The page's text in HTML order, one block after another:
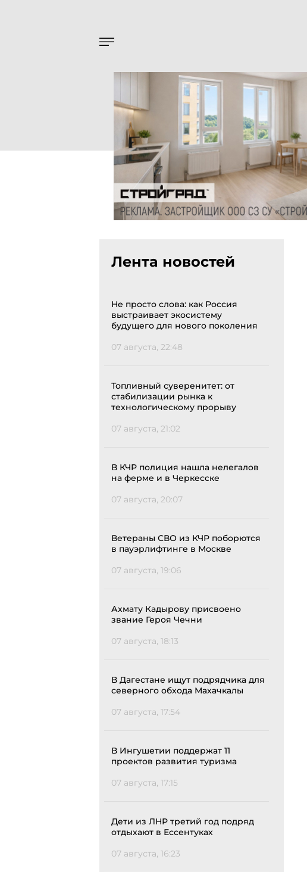
Лента новостей
Не просто слова: как Россия
выстраивает экосистему
будущего для нового поколения
07 августа, 22:48
Топливный суверенитет: от
стабилизации рынка к
технологическому прорыву
07 августа, 21:02
В КЧР полиция нашла нелегалов
на ферме и в Черкесске
07 августа, 20:07
Ветераны СВО из КЧР поборются
в пауэрлифтинге в Москве
07 августа, 19:06
Ахмату Кадырову присвоено
звание Героя Чечни
07 августа, 18:13
В Дагестане ищут подрядчика для
северного обхода Махачкалы
07 августа, 17:54
В Ингушетии поддержат 11
проектов развития туризма
07 августа, 17:15
Дети из ЛНР третий год подряд
отдыхают в Ессентуках
07 августа, 16:23